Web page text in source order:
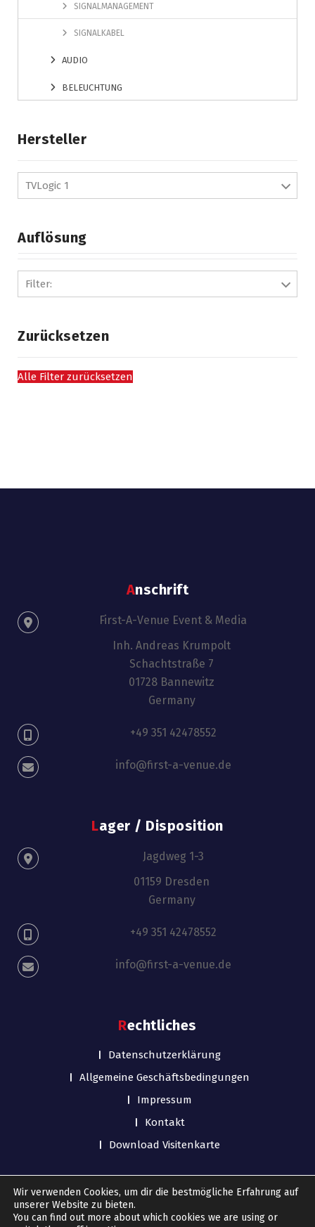
SIGNALMANAGEMENT
SIGNALKABEL
AUDIO
BELEUCHTUNG
Hersteller
TVLogic 1
Auflösung
Filter:
Zurücksetzen
Alle Filter zurücksetzen
Anschrift
First-A-Venue Event & Media
Inh. Andreas Krumpolt
Schachtstraße 7
01728 Bannewitz
Germany
+49 351 42478552
info@first-a-venue.de
Lager / Disposition
Jagdweg 1-3
01159 Dresden
Germany
+49 351 42478552
info@first-a-venue.de
Rechtliches
Datenschutzerklärung
Allgemeine Geschäftsbedingungen
Impressum
Kontakt
Download Visitenkarte
Wir verwenden Cookies, um dir die bestmögliche Erfahrung auf
unserer Website zu bieten.
You can find out more about which cookies we are using or